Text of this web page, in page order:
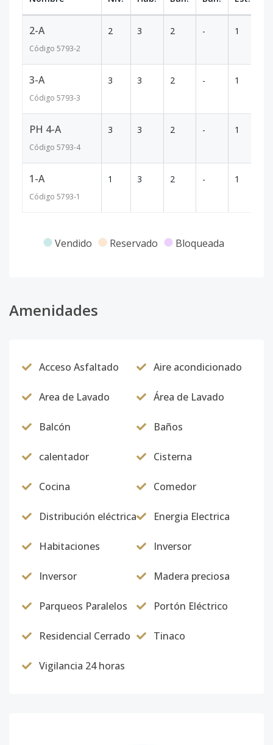
2-A
Código 5793-2
2 3 2 - 1
3-A
Código 5793-3
3 3 2 - 1
PH 4-A
Código 5793-4
3 3 2 - 1
1-A
Código 5793-1
1 3 2 - 1
Vendido Reservado Bloqueada
Amenidades
Acceso Asfaltado Aire acondicionado
Area de Lavado Área de Lavado
Balcón Baños
calentador Cisterna
Cocina Comedor
Distribución eléctrica Energia Electrica
Habitaciones Inversor
Inversor Madera preciosa
Parqueos Paralelos Portón Eléctrico
Residencial Cerrado Tinaco
Vigilancia 24 horas